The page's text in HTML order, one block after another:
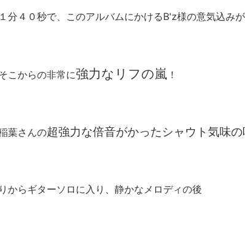
分４０秒で、このアルバムにかけるB'z様の意気込み
こからの非常に強力なリフの嵐 ！
葉さんの超強力な倍音がかったシャウト気味の
からギターソロに入り、静かなメロディの後